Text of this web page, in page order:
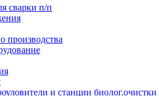
сварки п/п
производства
и станции биолог.очистки